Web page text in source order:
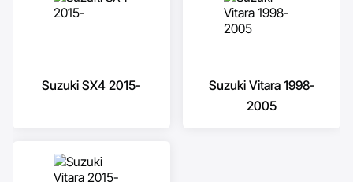
Suzuki SX4 2015-
Suzuki Vitara 1998-
2005